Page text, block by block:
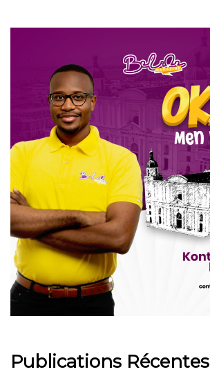
Publications Récentes